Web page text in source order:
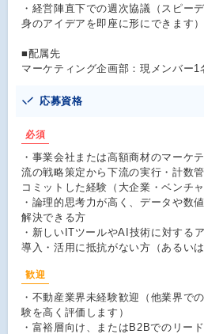
・経営陣直下での週次協議（スピー
身のアイデアを即座に形にできます）
■配属先
マーケティング企画部：現メンバー1
応募資格
必須
・事業会社または高額商材のマーケ
流の戦略策定から下流の実行・計数
コミットした経験（大企業・ベンチ
・論理的思考力が高く、データや数
解決できる方
・新しいITツールやAI技術に対する
導入・活用に抵抗がない方（あるい
歓迎
・不動産業界未経験歓迎（他業界で
験を高く評価します）
・富裕層向け、またはB2Bでのリー